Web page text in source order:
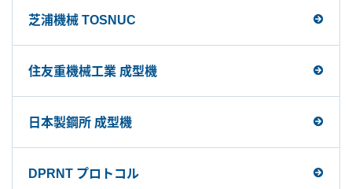
芝浦機械 TOSNUC
住友重機械工業 成型機
日本製鋼所 成型機
DPRNT プロトコル